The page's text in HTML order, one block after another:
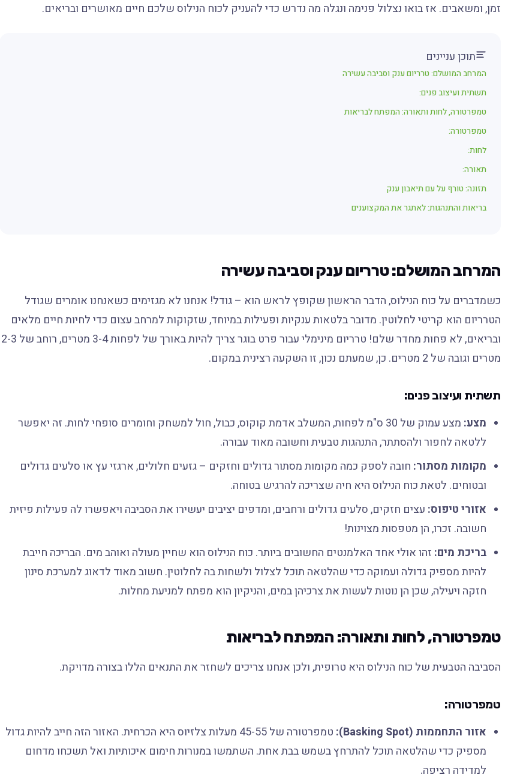
זמן, ומשאבים. אז בואו נצלול פנימה ונגלה מה נדרש כדי להעניק לכוח הנילוס שלכם חיים מאושרים ובריאים.
תוכן עניינים
המרחב המושלם: טרריום ענק וסביבה עשירה
תשתית ועיצוב פנים:
טמפרטורה, לחות ותאורה: המפתח לבריאות
טמפרטורה:
לחות:
תאורה:
תזונה: טורף על עם תיאבון ענק
בריאות והתנהגות: לאתגר את המקצוענים
המרחב המושלם: טרריום ענק וסביבה עשירה
כשמדברים על כוח הנילוס, הדבר הראשון שקופץ לראש הוא – גודל! אנחנו לא מגזימים כשאנחנו אומרים שגודל
הטרריום הוא קריטי לחלוטין. מדובר בלטאות ענקיות ופעילות במיוחד, שזקוקות למרחב עצום כדי לחיות חיים מלאים
ובריאים, לא פחות מחדר שלם! טרריום מינימלי עבור פרט בוגר צריך להיות באורך של לפחות 3-4 מטרים, רוחב של 2-3
מטרים וגובה של 2 מטרים. כן, שמעתם נכון, זו השקעה רצינית במקום.
תשתית ועיצוב פנים:
מצע:
מצע עמוק של 30 ס"מ לפחות, המשלב אדמת קוקוס, כבול, חול למשחק וחומרים סופחי לחות. זה יאפשר
ללטאה לחפור ולהסתתר, התנהגות טבעית וחשובה מאוד עבורה.
מקומות מסתור: חובה לספק כמה מקומות מסתור גדולים וחזקים – גזעים חלולים, ארגזי עץ או סלעים גדולים
ובטוחים. לטאת כוח הנילוס היא חיה שצריכה להרגיש בטוחה.
אזורי טיפוס: עצים חזקים, סלעים גדולים ורחבים, ומדפים יציבים יעשירו את הסביבה ויאפשרו לה פעילות פיזית
חשובה. זכרו, הן מטפסות מצוינות!
בריכת מים: זהו אולי אחד האלמנטים החשובים ביותר. כוח הנילוס הוא שחיין מעולה ואוהב מים. הבריכה חייבת
להיות מספיק גדולה ועמוקה כדי שהלטאה תוכל לצלול ולשחות בה לחלוטין. חשוב מאוד לדאוג למערכת סינון
חזקה ויעילה, שכן הן נוטות לעשות את צרכיהן במים, והניקיון הוא מפתח למניעת מחלות.
טמפרטורה, לחות ותאורה: המפתח לבריאות
הסביבה הטבעית של כוח הנילוס היא טרופית, ולכן אנחנו צריכים לשחזר את התנאים הללו בצורה מדויקת.
טמפרטורה:
אזור התחממות (Basking Spot):
טמפרטורה של 45-55 מעלות צלזיוס היא הכרחית. האזור הזה חייב להיות גדול
מספיק כדי שהלטאה תוכל להתרחץ בשמש בבת אחת. השתמשו במנורות חימום איכותיות ואל תשכחו מדחום
למדידה רציפה.